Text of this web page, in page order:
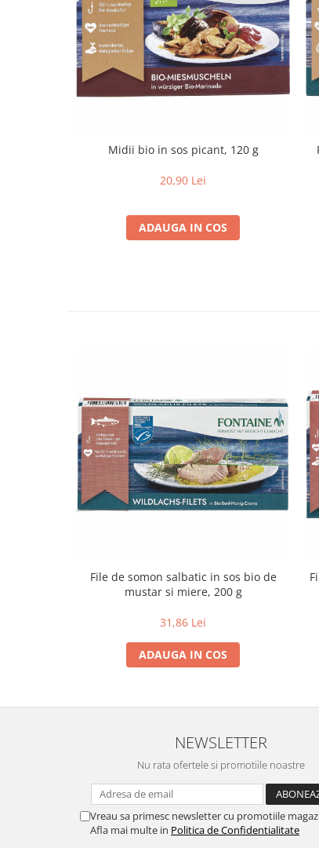
Fulgi din cereale bio
Orez bio si leguminoase
Produse din tomate
Sosuri bio din tomate
Sucuri si bauturi bio
Uleiuri, grasimi si otet
Ulei bio
Uleiuri esentiale alimentare bio
Midii bio in sos picant, 120 g
20,90 Lei
ADAUGA IN COS
File de somon salbatic in sos bio de
mustar si miere, 200 g
31,86 Lei
ADAUGA IN COS
NEWSLETTER
Nu rata ofertele si promotiile noastre
Vreau sa primesc newsletter cu promotiile
Afla mai multe in Politica de Confidentialitate